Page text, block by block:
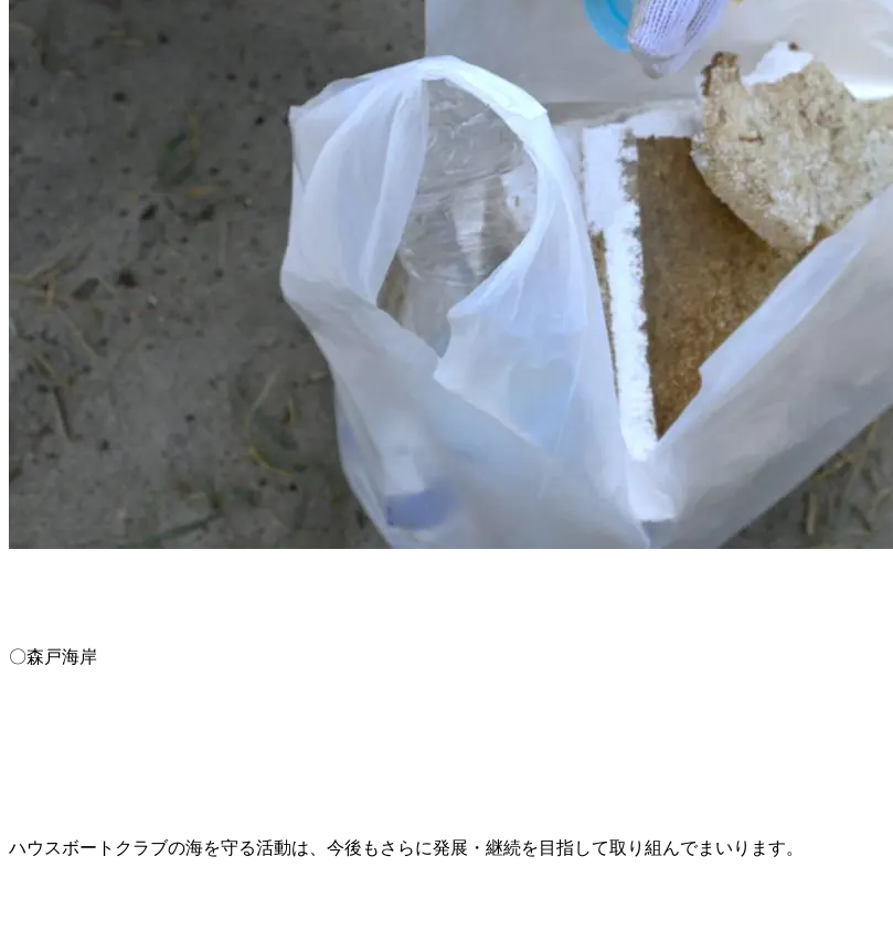
〇森戸海岸
ハウスボートクラブの海を守る活動は、今後もさらに発展・継続を目指して取り組んでまいります。